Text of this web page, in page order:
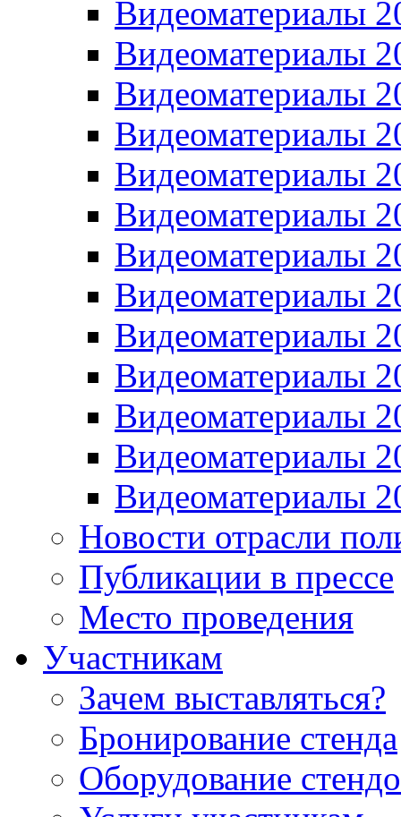
Видеоматериалы
Видеоматериалы
Видеоматериалы
Видеоматериалы
Видеоматериалы
Видеоматериалы
Видеоматериалы
Видеоматериалы
Видеоматериалы
Видеоматериалы
Видеоматериалы
Видеоматериалы
Видеоматериалы
Новости отрасли
Публикации в прессе
Место проведения
Участникам
Зачем выставляться?
Бронирование стенда
Оборудование